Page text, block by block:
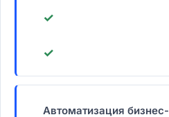
✓
✓
Автоматизация